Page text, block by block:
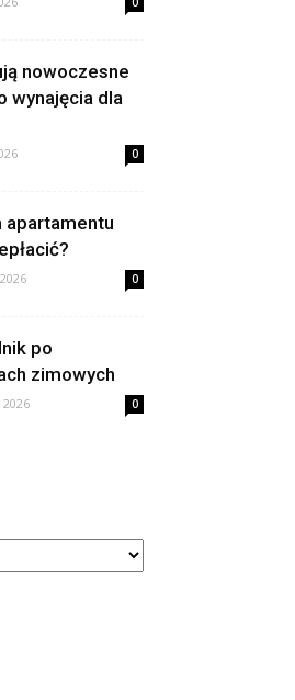
nowoczesne
wynajęcia dla
0
apartamentu
0
po
zimowych
0